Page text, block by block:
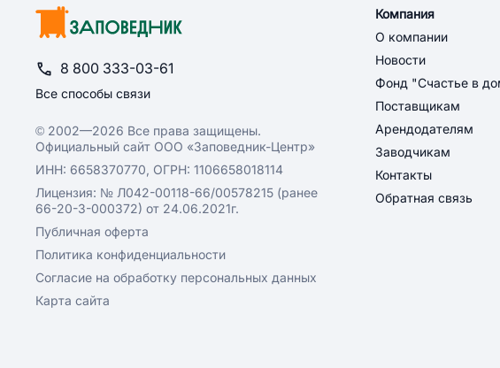
8 800 333-03-61
Все способы связи
© 2002—2026 Все права защищены.
Официальный сайт ООО «Заповедник-Центр»
ИНН: 6658370770, ОГРН: 1106658018114
Лицензия: № Л042-00118-66/00578215 (ранее
66-20-3-000372) от 24.06.2021г.
Публичная оферта
Политика конфиденциальности
Согласие на обработку персональных данных
Карта сайта
Компания
О компании
Новости
Фонд "Счастье в
Поставщикам
Арендодателям
Заводчикам
Контакты
Обратная связь